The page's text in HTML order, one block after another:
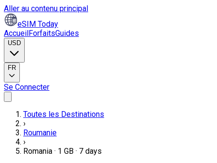
Aller au contenu principal
eSIM Today
AccueilForfaitsGuides
USD
FR
Se Connecter
Toutes les Destinations
›
Roumanie
›
Romania · 1 GB · 7 days